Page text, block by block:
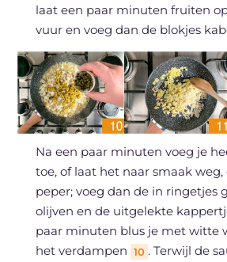
laat een paar minuten fruiten
vuur en voeg dan de blokjes
Na een paar minuten voeg je
toe, of laat het naar smaak weg,
peper; voeg dan de in ringetjes
olijven en de uitgelekte
paar minuten blus je met witte
het verdampen 10 . Terwijl de